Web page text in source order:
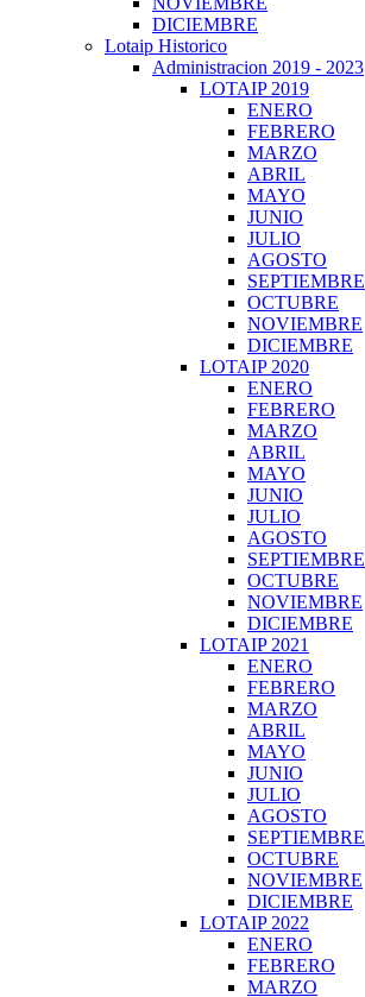
DICIEMBRE
Lotaip Historico
Administracion 2019 - 2023
LOTAIP 2019
ENERO
FEBRERO
MARZO
ABRIL
MAYO
JUNIO
JULIO
AGOSTO
SEPTIEMBRE
OCTUBRE
NOVIEMBRE
DICIEMBRE
LOTAIP 2020
ENERO
FEBRERO
MARZO
ABRIL
MAYO
JUNIO
JULIO
AGOSTO
SEPTIEMBRE
OCTUBRE
NOVIEMBRE
DICIEMBRE
LOTAIP 2021
ENERO
FEBRERO
MARZO
ABRIL
MAYO
JUNIO
JULIO
AGOSTO
SEPTIEMBRE
OCTUBRE
NOVIEMBRE
DICIEMBRE
LOTAIP 2022
ENERO
FEBRERO
MARZO